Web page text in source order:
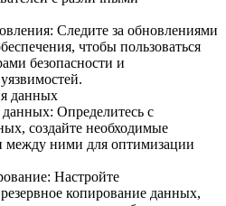
Следите за обновлениями
чтобы пользоваться
безопасности и
данных
Определитесь с
создайте необходимые
между ними для оптимизации
Настройте
копирование данных,